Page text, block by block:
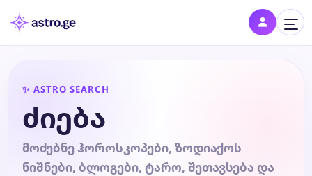
შედი პროფილში და შეინახე შენი ნიშნები
დღის ჰოროსკოპი
✨ ASTRO SEARCH
ძიება
მოძებნე ჰოროსკოპები, ზოდიაქოს
ნიშნები, ბლოგები, ტარო, შეთავსება და